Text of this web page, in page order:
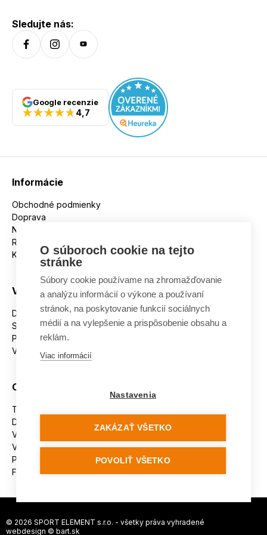
Sledujte nás:
Google recenzie
4,7
Informácie
Obchodné podmienky
Doprava
Nakupujeme na splátky
Reklamácie
Kontakt
Všetko o nákupe
Dostupnosť tovaru
Spracovanie osobných údajov
Platba
Výmena a vrátenie tovaru
Ostatné
Tabuľka veľkostí
Doporučená dĺžka lyží
Vypaľovanie papúč
Veľkosti skeletu lyžiarok
Platforma na riešenie sporov online (ODR)
Formulár na odstúpenie od zmluvy
© 2026 SPORT ELEMENT s.r.o. - všetky práva vyhradené
webdesign © bart.sk
O súboroch cookie na tejto
stránke
Súbory cookie používame na zhromažďovanie
a analýzu informácií o výkone a používaní
stránok, na poskytovanie funkcií sociálnych
médií a na vylepšenie a prispôsobenie obsahu a
reklám.
Viac informácií
Nastavenia
ZAKÁZAŤ VŠETKO
POVOLIŤ VŠETKO